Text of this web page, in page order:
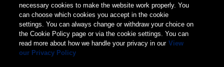
necessary cookies to make the website work properly. You
can choose which cookies you accept in the cookie
settings. You can always change or withdraw your choice on
the Cookie Policy page or via the cookie settings. You can
read more about how we handle your privacy in our View
our Privacy Policy